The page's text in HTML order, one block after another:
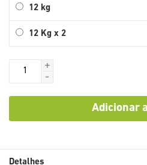
12 kg
12 Kg x 2
+
-
Adicionar
Detalhes